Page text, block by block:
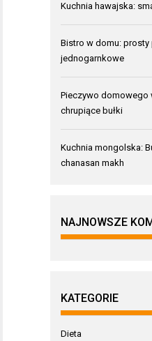
Kuchnia hawajska:
Bistro w domu:
jednogarnkowe
Pieczywo domowego
chrupiące bułki
Kuchnia mongolska:
chanasan makh
NAJNOWSZE
KATEGORIE
Dieta